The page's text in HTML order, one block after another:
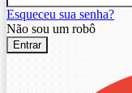
Esqueceu sua senha?
Não sou um robô
Entrar